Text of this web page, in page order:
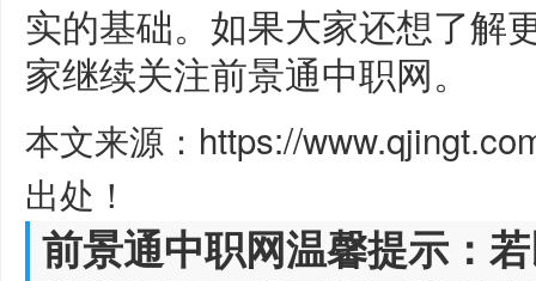
实的基础。如果大家还想了解
家继续关注前景通中职网。
本文来源：https://
出处！
前景通中职网温馨提示：